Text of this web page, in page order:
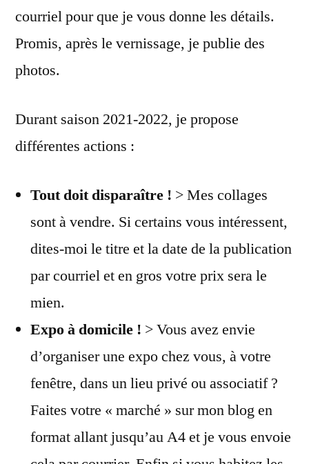
courriel pour que je vous donne les détails.
Promis, après le vernissage, je publie des
photos.
Durant saison 2021-2022, je propose
différentes actions :
Tout doit disparaître ! > Mes collages
sont à vendre. Si certains vous intéressent,
dites-moi le titre et la date de la publication
par courriel et en gros votre prix sera le
mien.
Expo à domicile ! > Vous avez envie
d’organiser une expo chez vous, à votre
fenêtre, dans un lieu privé ou associatif ?
Faites votre « marché » sur mon blog en
format allant jusqu’au A4 et je vous envoie